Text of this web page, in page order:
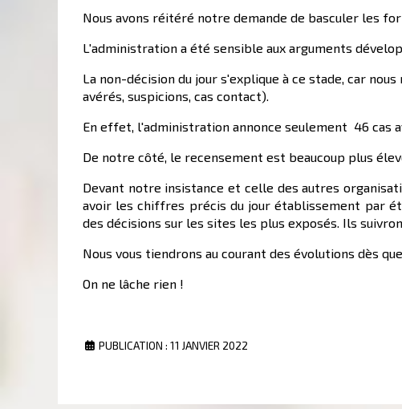
Nous avons réitéré notre demande de basculer les
L'administration a été sensible aux arguments
La non-décision du jour s'explique à ce stade, car
avérés, suspicions, cas contact).
En effet, l'administration annonce seulement 46 cas
De notre côté, le recensement est beaucoup plus
Devant notre insistance et celle des autres
avoir les chiffres précis du jour établissement par
des décisions sur les sites les plus exposés. Ils
Nous vous tiendrons au courant des évolutions dès
On ne lâche rien !
PUBLICATION : 11 JANVIER 2022